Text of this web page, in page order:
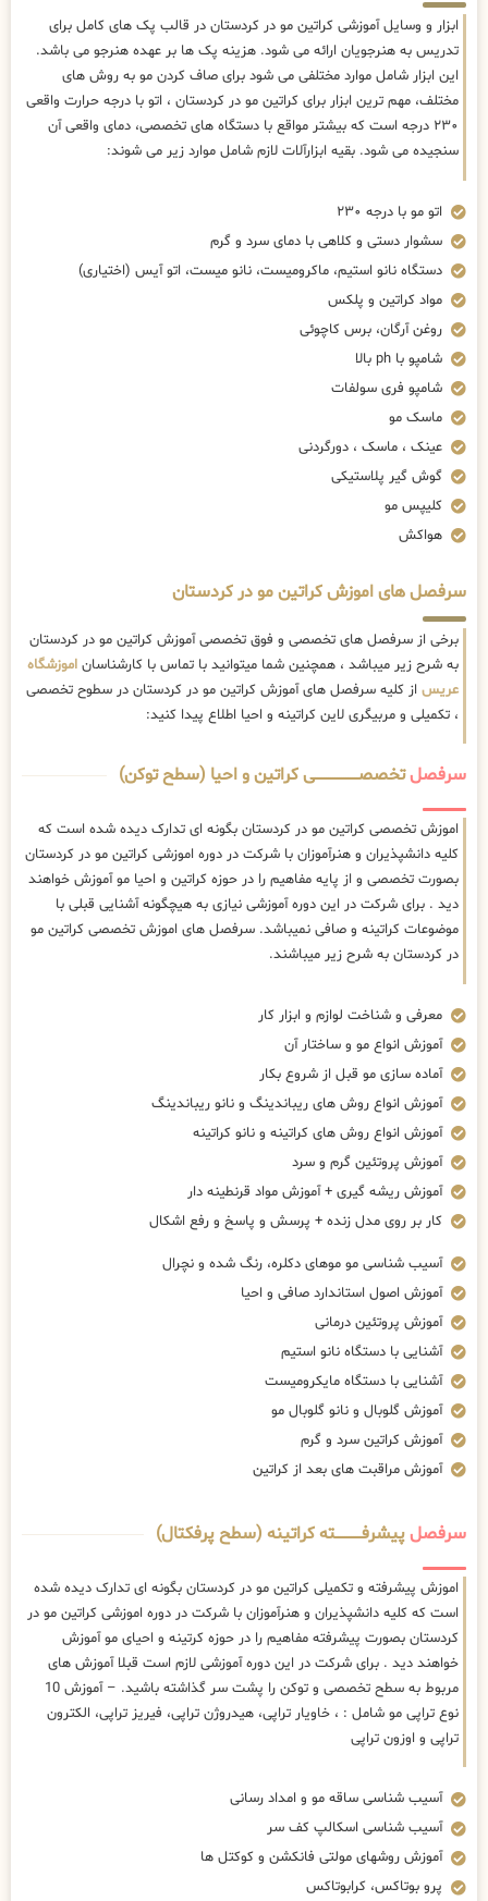
ابزار و وسایل آموزشی کراتین مو در کردستان در قالب پک های کامل برای
تدریس به هنرجویان ارائه می شود. هزینه پک ها بر عهده هنرجو می باشد.
این ابزار شامل موارد مختلفی می شود برای صاف کردن مو به روش های
مختلف، مهم ترین ابزار برای کراتین مو در کردستان ، اتو با درجه حرارت واقعی
۲۳۰ درجه است که بیشتر مواقع با دستگاه های تخصصی، دمای واقعی آن
سنجیده می شود. بقیه ابزارآلات لازم شامل موارد زیر می شوند:
اتو مو با درجه ۲۳۰
سشوار دستی و کلاهی با دمای سرد و گرم
دستگاه نانو استیم، ماکرومیست، نانو میست، اتو آیس (اختیاری)
مواد کراتین و پلکس
روغن آرگان، برس کاچوئی
شامپو با ph بالا
شامپو فری سولفات
ماسک مو
عینک ، ماسک ، دورگردنی
گوش گیر پلاستیکی
کلیپس مو
هواکش
سرفصل های اموزش کراتین مو در کردستان
برخی از سرفصل های تخصصی و فوق تخصصی آموزش کراتین مو در کردستان
به شرح زیر میباشد ، همچنین شما میتوانید با تماس با کارشناسان اموزشگاه
عریس از کلیه سرفصل های آموزش کراتین مو در کردستان در سطوح تخصصی
، تکمیلی و مربیگری لاین کراتینه و احیا اطلاع پیدا کنید:
سرفصلتخصصــــــــــــــــــــی کراتین و احیا (سطح توکن)
اموزش تخصصی کراتین مو در کردستان بگونه ای تدارک دیده شده است که
کلیه دانشپذیران و هنرآموزان با شرکت در دوره اموزشی کراتین مو در کردستان
بصورت تخصصی و از پایه مفاهیم را در حوزه کراتین و احیا مو آموزش خواهند
دید . برای شرکت در این دوره آموزشی نیازی به هیچگونه آشنایی قبلی با
موضوعات کراتینه و صافی نمیباشد. سرفصل های اموزش تخصصی کراتین مو
در کردستان به شرح زیر میباشند.
معرفی و شناخت لوازم و ابزار کار
آموزش انواع مو و ساختار آن
آماده سازی مو قبل از شروع بکار
آموزش انواع روش های ریباندینگ و نانو ریباندینگ
آموزش انواع روش های کراتینه و نانو کراتینه
آموزش پروتئین گرم و سرد
آموزش ریشه گیری + آموزش مواد قرنطینه دار
کار بر روی مدل زنده + پرسش و پاسخ و رفع اشکال
آسیب شناسی مو موهای دکلره، رنگ شده و نچرال
آموزش اصول استاندارد صافی و احیا
آموزش پروتئین درمانی
آشنایی با دستگاه نانو استیم
آشنایی با دستگاه مایکرومیست
آموزش گلوبال و نانو گلوبال مو
آموزش کراتین سرد و گرم
آموزش مراقبت های بعد از کراتین
سرفصلپیشرفــــــــــــته کراتینه (سطح پرفکتال)
اموزش پیشرفته و تکمیلی کراتین مو در کردستان بگونه ای تدارک دیده شده
است که کلیه دانشپذیران و هنرآموزان با شرکت در دوره اموزشی کراتین مو در
کردستان بصورت پیشرفته مفاهیم را در حوزه کرتینه و احیای مو آموزش
خواهند دید . برای شرکت در این دوره آموزشی لازم است قبلا آموزش های
مربوط به سطح تخصصی و توکن را پشت سر گذاشته باشید. – آموزش 10
نوع تراپی مو شامل : ، خاویار تراپی، هیدروژن تراپی، فیریز تراپی، الکترون
تراپی و اوزون تراپی
آسیب شناسی ساقه مو و امداد رسانی
آسیب شناسی اسکالپ کف سر
آموزش روشهای مولتی فانکشن و کوکتل ها
پرو بوتاکس، کرابوتاکس